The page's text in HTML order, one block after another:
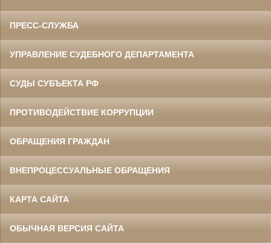
ПРЕСС-СЛУЖБА
УПРАВЛЕНИЕ СУДЕБНОГО ДЕПАРТАМЕНТА
СУДЫ СУБЪЕКТА РФ
ПРОТИВОДЕЙСТВИЕ КОРРУПЦИИ
ОБРАЩЕНИЯ ГРАЖДАН
ВНЕПРОЦЕССУАЛЬНЫЕ ОБРАЩЕНИЯ
КАРТА САЙТА
ОБЫЧНАЯ ВЕРСИЯ САЙТА